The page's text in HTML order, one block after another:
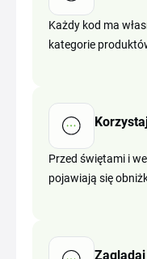
Każdy kod ma
kategorie
Przed świętami i
pojawiają się